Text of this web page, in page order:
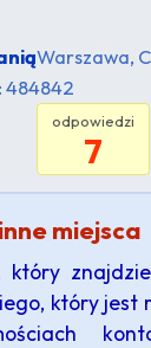
Warszawa,
484842
odpowiedzi
7
miejsca
który
który jest